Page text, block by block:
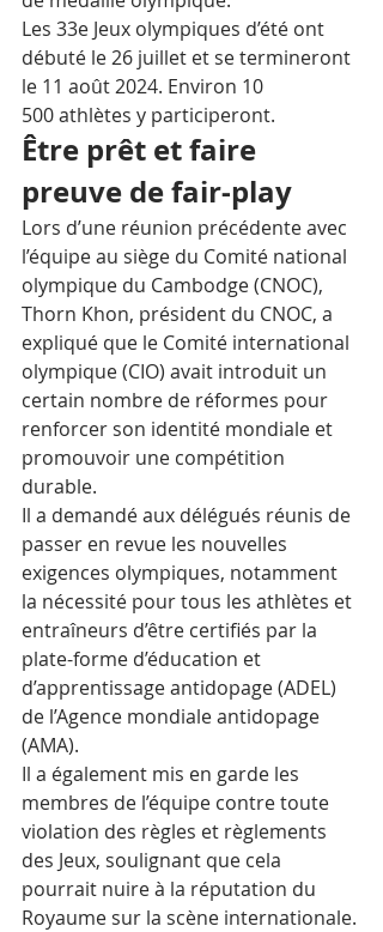
Les 33e Jeux olympiques d’été ont
débuté le 26 juillet et se termineront
le 11 août 2024. Environ 10
500 athlètes y participeront.
Être prêt et faire
preuve de fair-play
Lors d’une réunion précédente avec
l’équipe au siège du Comité national
olympique du Cambodge (CNOC),
Thorn Khon, président du CNOC, a
expliqué que le Comité international
olympique (CIO) avait introduit un
certain nombre de réformes pour
renforcer son identité mondiale et
promouvoir une compétition
durable.
Il a demandé aux délégués réunis de
passer en revue les nouvelles
exigences olympiques, notamment
la nécessité pour tous les athlètes et
entraîneurs d’être certifiés par la
plate-forme d’éducation et
d’apprentissage antidopage (ADEL)
de l’Agence mondiale antidopage
(AMA).
Il a également mis en garde les
membres de l’équipe contre toute
violation des règles et règlements
des Jeux, soulignant que cela
pourrait nuire à la réputation du
Royaume sur la scène internationale.